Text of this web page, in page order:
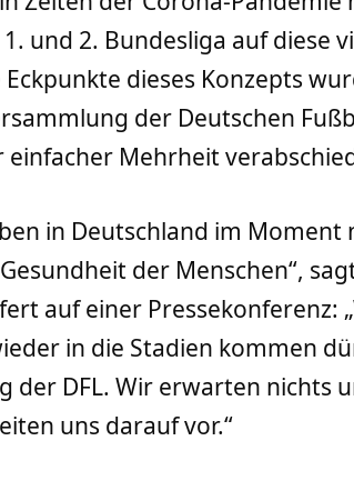
und 2. Bundesliga auf diese
dieses Konzepts
der Deutschen
einfacher Mehrheit
in Deutschland im Moment
der Menschen“,
auf einer Pressekonferenz:
in die Stadien kommen
der DFL. Wir erwarten nichts
uns darauf vor.“